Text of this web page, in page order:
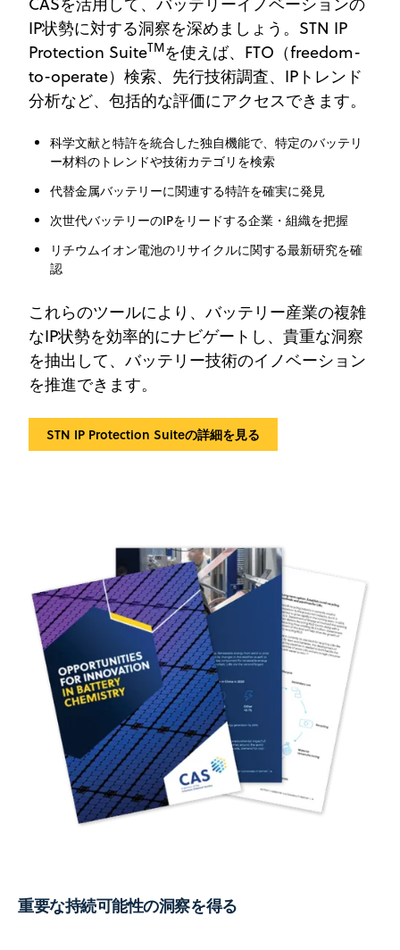
IP状勢に対する洞察を深めましょう。STN IP
Protection SuiteTMを使えば、FTO（freedom-
to-operate）検索、先行技術調査、IPトレンド
分析など、包括的な評価にアクセスできます。
科学文献と特許を統合した独自機能で、特定のバッテリ
ー材料のトレンドや技術カテゴリを検索
代替金属バッテリーに関連する特許を確実に発見
次世代バッテリーのIPをリードする企業・組織を把握
リチウムイオン電池のリサイクルに関する最新研究を確
認
これらのツールにより、バッテリー産業の複雑
なIP状勢を効率的にナビゲートし、貴重な洞察
を抽出して、バッテリー技術のイノベーション
を推進できます。
STN IP Protection Suiteの詳細を見る
重要な持続可能性の洞察を得る